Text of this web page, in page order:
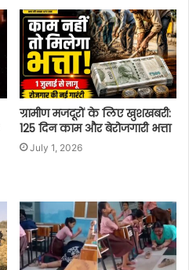
ग्रामीण मजदूरों के लिए खुशखबरी:
125 दिन काम और बेरोजगारी भत्ता
July 1, 2026